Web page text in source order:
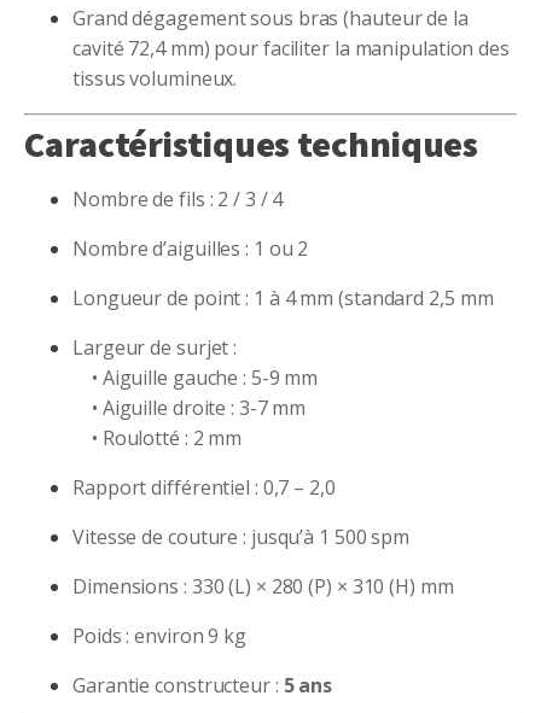
Grand dégagement sous bras (hauteur de la
cavité 72,4 mm) pour faciliter la manipulation des
tissus volumineux.
Caractéristiques techniques
Nombre de fils : 2 / 3 / 4
Nombre d’aiguilles : 1 ou 2
Longueur de point : 1 à 4 mm (standard 2,5 mm
Largeur de surjet :
• Aiguille gauche : 5-9 mm
• Aiguille droite : 3-7 mm
• Roulotté : 2 mm
Rapport différentiel : 0,7 – 2,0
Vitesse de couture : jusqu’à 1 500 spm
Dimensions : 330 (L) × 280 (P) × 310 (H) mm
Poids : environ 9 kg
Garantie constructeur : 5 ans